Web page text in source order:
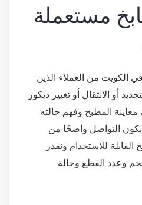
مستعملة
الكويت من العملاء الذين
أو الانتقال أو تغيير ديكور
المطبخ وفهم حالته
التواصل واضحًا من
القابلة للاستخدام ونقدر
وعدد القطع وحالة